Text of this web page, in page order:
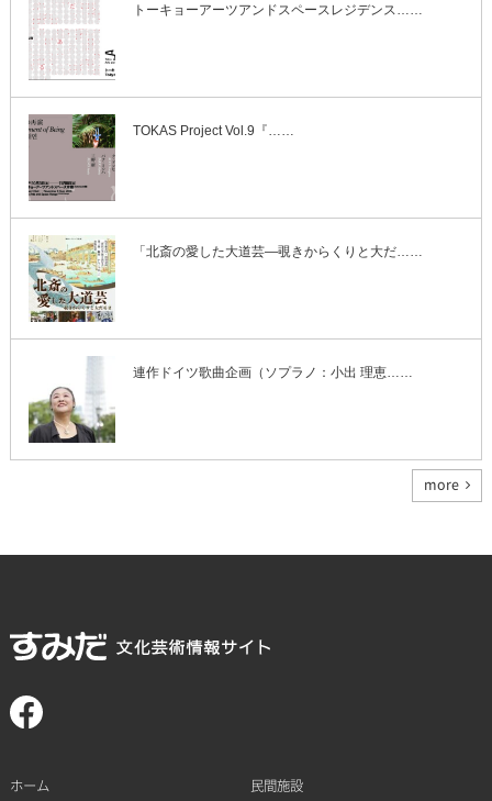
トーキョーアーツアンドスペースレジデンス……
TOKAS Project Vol.9『……
「北斎の愛した大道芸―覗きからくりと大だ……
連作ドイツ歌曲企画（ソプラノ：小出 理恵……
more
ホーム 民間施設